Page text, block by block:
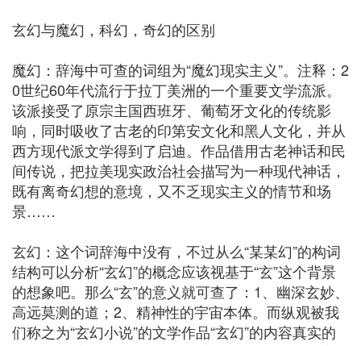
玄幻与魔幻，科幻，奇幻的区别
魔幻：辞海中可查的词组为“魔幻现实主义”。注释：2
0世纪60年代流行于拉丁美洲的一个重要文学流派。
该派接受了原宗主国西班牙、葡萄牙文化的传统影
响，同时吸收了古老的印第安文化和黑人文化，并从
西方现代派文学得到了启迪。作品借用古老神话和民
间传说，把拉美现实政治社会描写为一种现代神话，
既有离奇幻想的意境，又不乏现实主义的情节和场
景……
玄幻：这个词辞海中没有，不过从么“某某幻”的构词
结构可以分析“玄幻”的概念应该视基于“玄”这个背景
的想象吧。那么“玄”的意义就可查了：1、幽深玄妙、
高远莫测的道；2、精神性的宇宙本体。而纵观被我
们称之为“玄幻小说”的文学作品“玄幻”的内容真实的